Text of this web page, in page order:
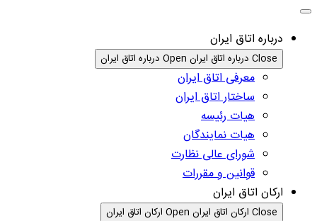
درباره اتاق ایران
Close درباره اتاق ایران Open درباره اتاق ایران
معرفی اتاق ایران
ساختار اتاق ایران
هیات رئیسه
هیات نمایندگان
شورای عالی نظارت
قوانین و مقررات
ارکان اتاق ایران
Close ارکان اتاق ایران Open ارکان اتاق ایران